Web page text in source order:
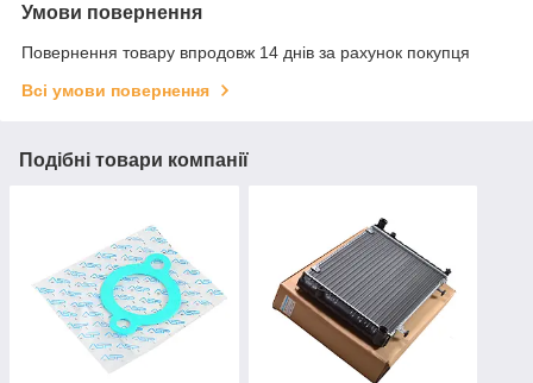
Умови повернення
Повернення товару впродовж 14 днів за рахунок покупця
Всі умови повернення
Подібні товари компанії